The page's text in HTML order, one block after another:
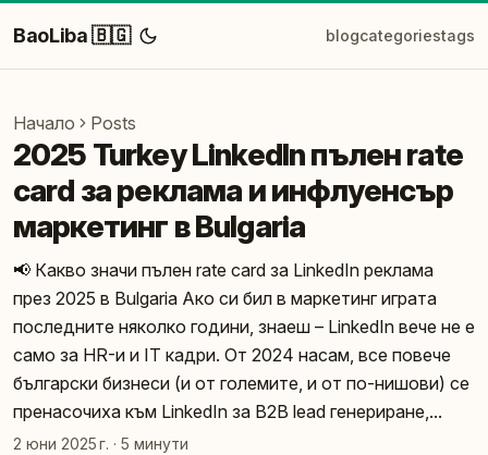
BaoLiba 🇧🇬 blogcategoriestags
Начало Posts
2025 Turkey LinkedIn пълен rate
card за реклама и инфлуенсър
маркетинг в Bulgaria
📢 Какво значи пълен rate card за LinkedIn реклама
през 2025 в Bulgaria Ако си бил в маркетинг играта
последните няколко години, знаеш – LinkedIn вече не е
само за HR-и и IT кадри. От 2024 насам, все повече
български бизнеси (и от големите, и от по-нишови) се
пренасочиха към LinkedIn за B2B lead генериране,...
2 юни 2025 г. · 5 минути